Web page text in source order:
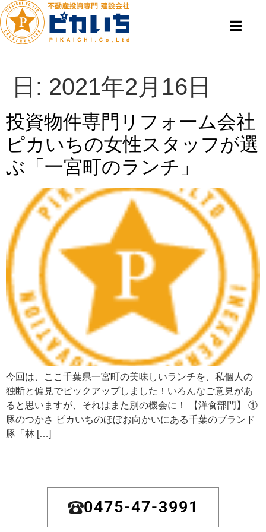
日: 2021年2月16日
投資物件専門リフォーム会社
ピカいちの女性スタッフが選
ぶ「一宮町のランチ」
今回は、ここ千葉県一宮町の美味しいランチを、私個人の
独断と偏見でピックアップしました！いろんなご意見があ
ると思いますが、それはまた別の機会に！ 【洋食部門】 ①
豚のつかさ ピカいちのほぼお向かいにある千葉のブランド
豚「林 […]
0475-47-3991